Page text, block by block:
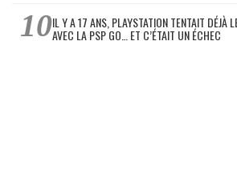
IL Y A 17 ANS, PLAYSTATION TENTAIT DÉJÀ
AVEC LA PSP GO… ET C’ÉTAIT UN ÉCHEC